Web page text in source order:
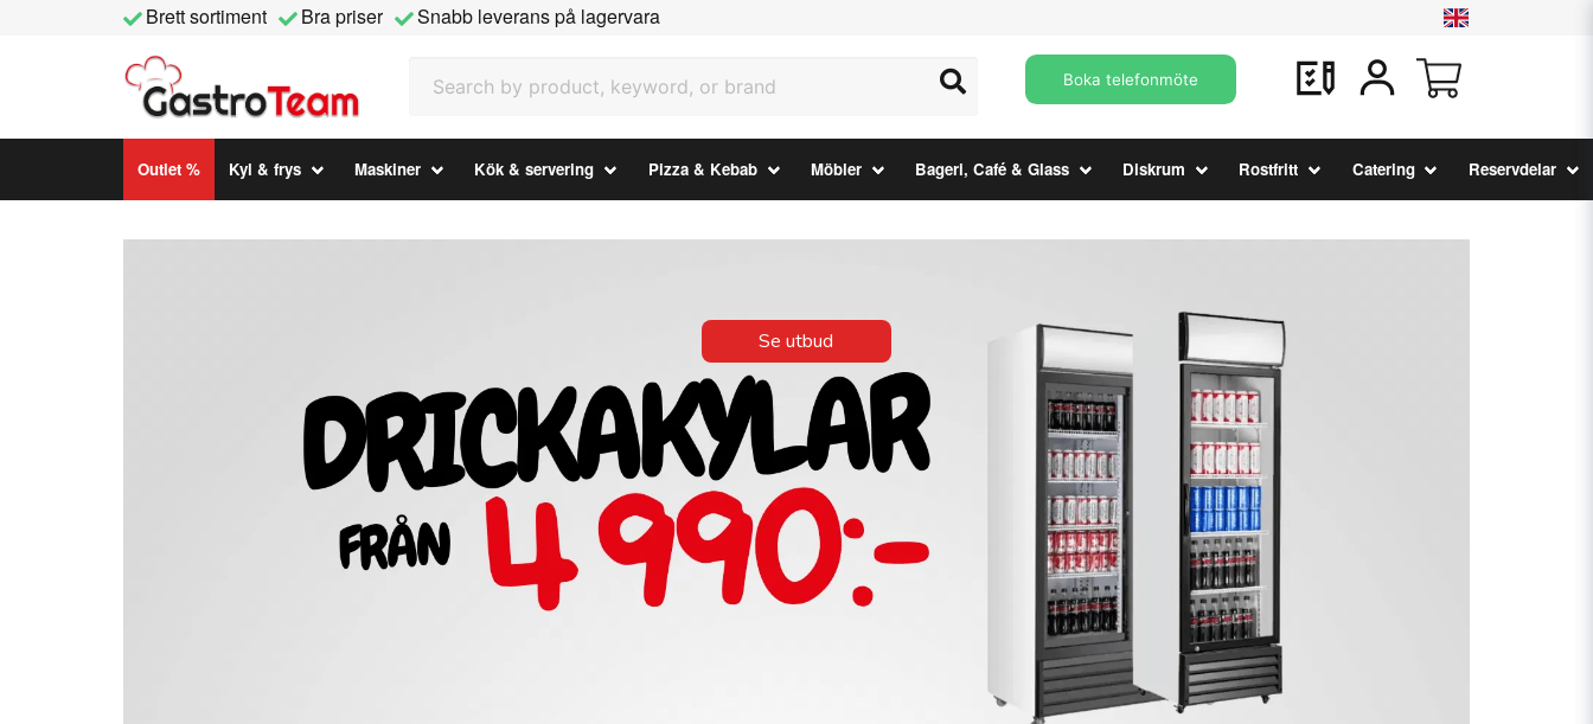
Brett sortiment Bra priser
Snabb leverans på lagervara
Boka telefonmöte
Outlet % Kyl & frys Maskiner Kök & servering Pizza & Kebab Möbler Bageri, Café & Glass Diskrum Rostfritt Catering Reservdelar